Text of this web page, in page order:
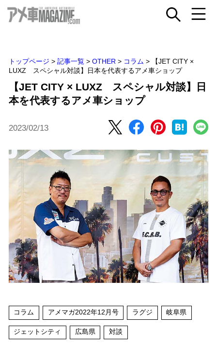
トップページ > 記事一覧 > OTHER > コラム >
【JET CITY ×
LUXZ スペシャル対談】日本を代表するアメ車ショップ
【JET CITY × LUXZ スペシャル対談】日
本を代表するアメ車ショップ
2023/02/13
コラム アメマガ2022年12月号 ラグジ 岐阜県
ジェットシティ 広島県 対談